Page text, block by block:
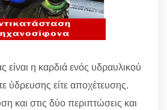
η καρδιά ενός υδραυλικού
ύδρευσης είτε αποχέτευσης.
και στις δύο περιπτώσεις και